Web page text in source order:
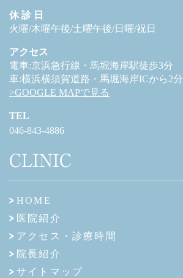
休 診 日
火曜/木曜午後/土曜午後/日曜/祝日
アクセス
電車:京浜急行線・馬堀海岸駅徒歩3分
車:横浜横須賀道路・馬堀海岸ICから2分
>GOOGLE MAPで見る
TEL
046-843-4886
CLINIC
HOME
医院紹介
アクセス・診療時間
院長紹介
サイトマップ